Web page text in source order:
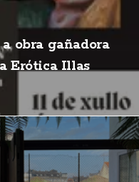
obra gañadora
Erótica Illas